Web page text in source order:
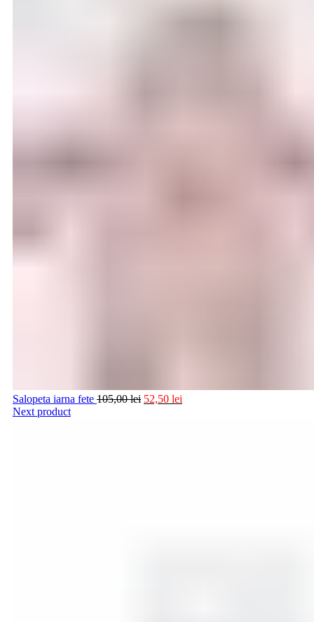
Salopeta iarna fete 105,00lei 52,50 lei
Next product